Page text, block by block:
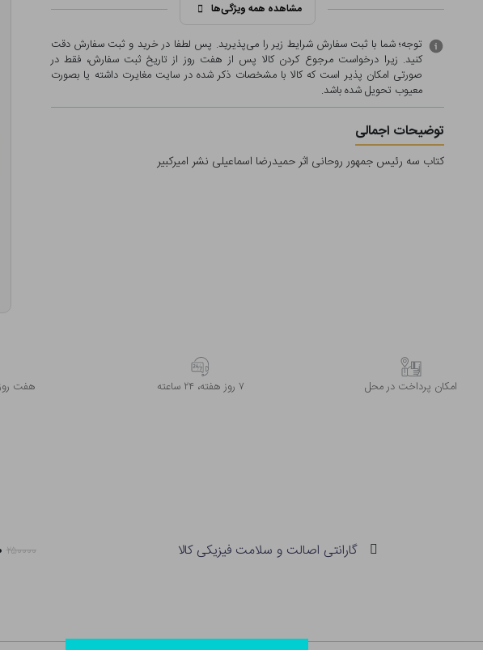
مشاهده همه ویژگی‌ها
توجه؛ شما با ثبت سفارش شرایط زیر را می‌پذیرید. پس لطفا در خرید و ثبت سفارش دقت
کنید. زیرا درخواست مرجوع کردن کالا پس از هفت روز از تاریخ ثبت سفارش، فقط در
صورتی امکان پذیر است که کالا با مشخصات ذکر شده در سایت مغایرت داشته یا بصورت
معيوب تحویل شده باشد.
توضیحات اجمالی
کتاب سه رئیس جمهور روحانی اثر حمیدرضا اسماعیلی نشر امیرکبیر
امکان پرداخت در محل ۷ روز ﻫﻔﺘﻪ، ۲۴ ﺳﺎﻋﺘﻪ هفت
گارانتی اصالت و سلامت فیزیکی کالا ۲۵۰۰۰۰